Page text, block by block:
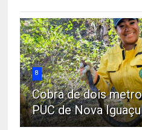
8
Cobra de dois
PUC de Nova Iguaçu